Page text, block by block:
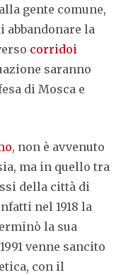
gente comune,
abbandonare la
corridoi
saranno
di Mosca e
, non è avvenuto
ma in quello tra
della città di
nel 1918 la
la sua
venne sancito
con il